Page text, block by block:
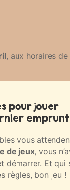
, aux horaires
pour jouer
emprunt
vous
de jeux, vous
démarrer. Et qui
règles, bon jeu !